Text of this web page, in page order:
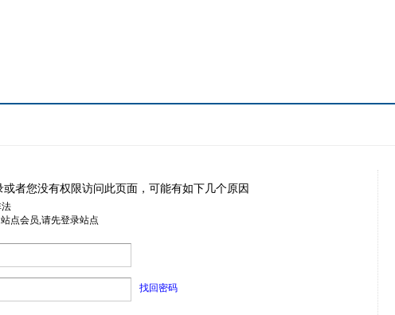
或者您没有权限访问此页面，可能有如下几个原因
点会员,请先登录站点
找回密码